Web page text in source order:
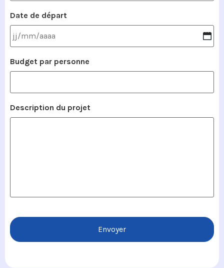
Date de départ
Budget par personne
Description du projet